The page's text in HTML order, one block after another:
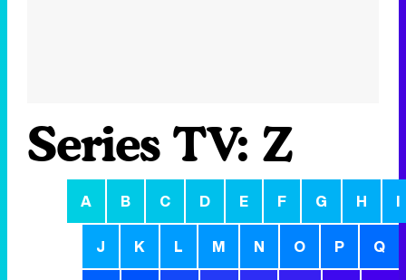
Series TV: Z
A B C D E F G H I
J K L M N O P Q